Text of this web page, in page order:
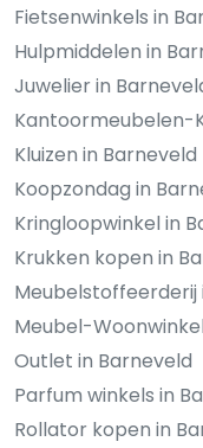
Fietsenwinkels in
Hulpmiddelen in
Juwelier in
Kantoormeubelen-
Kluizen in Barneveld
Koopzondag in
Kringloopwinkel in
Krukken kopen in
Meubelstoffeerderij
Meubel-
Outlet in Barneveld
Parfum winkels in
Rollator kopen in